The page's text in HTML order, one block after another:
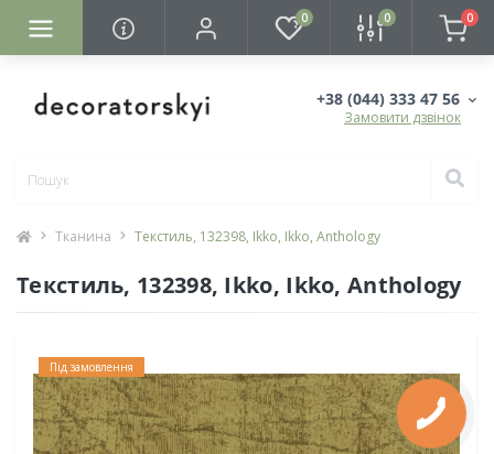
0 0 0
+38 (044) 333 47 56
Замовити дзвінок
Тканина Текстиль, 132398, Ikko, Ikko, Anthology
Текстиль, 132398, Ikko, Ikko, Anthology
Під замовлення